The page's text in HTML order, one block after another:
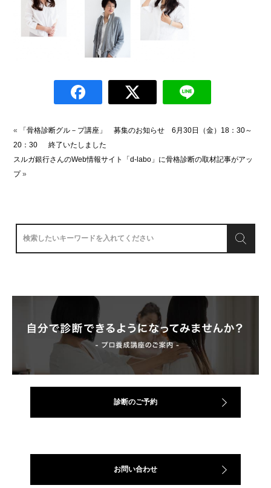
«
「骨格診断グル－プ講座」 募集のお知らせ 6月30日（金）18：30～
20：30 終了いたしました
スルガ銀行さんのWeb情報サイト「d-labo」に骨格診断の取材記事がアッ
プ»
診断のご予約
お問い合わせ